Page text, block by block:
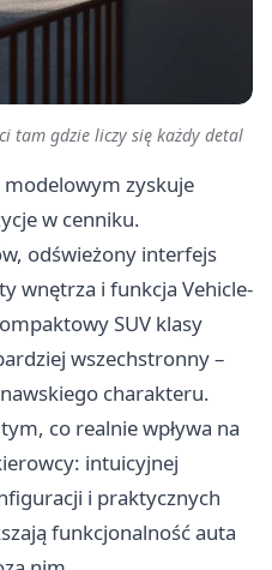
tam gdzie liczy się każdy detal
zyskuje
w cenniku.
odświeżony interfejs
wnętrza i funkcja Vehicle-
SUV klasy
wszechstronny –
charakteru.
co realnie wpływa na
intuicyjnej
i praktycznych
funkcjonalność auta